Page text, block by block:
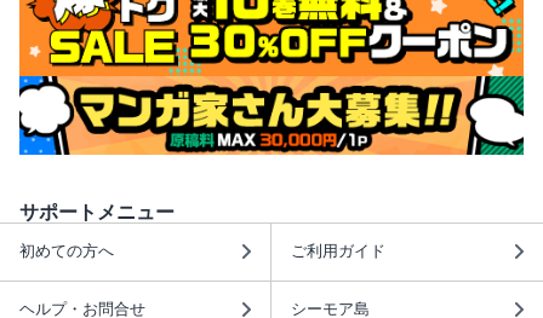
サポートメニュー
初めての方へ ご利用ガイド
ヘルプ・お問合せ シーモア島